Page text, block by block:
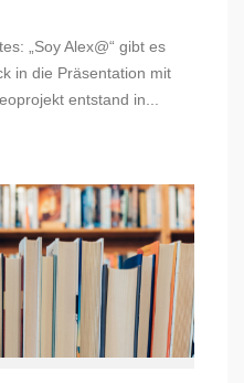
„Soy Alex@“ gibt es
in die Präsentation mit
entstand in...